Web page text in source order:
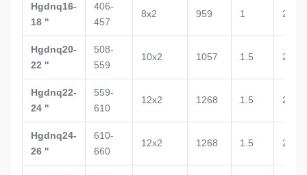
Hgdnq16-
18 ''
406-
457
8x2 959 1 2132
Hgdnq20-
22 ''
508-
559
10x2 1057 1.5 2434
Hgdnq22-
24 ''
559-
610
12x2 1268 1.5 2500
Hgdnq24-
26 ''
610-
660
12x2 1268 1.5 2672